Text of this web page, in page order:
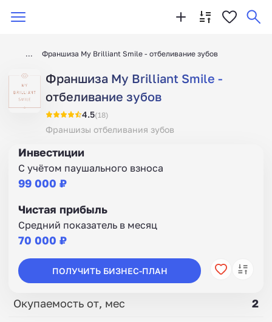
Франшиза My Brilliant Smile - отбеливание зубов
Франшиза My Brilliant Smile -
отбеливание зубов
4.5(18)
Франшизы отбеливания зубов
Инвестиции
С учётом паушального взноса
99 000 ₽
Чистая прибыль
Средний показатель в месяц
70 000 ₽
ПОЛУЧИТЬ БИЗНЕС-ПЛАН
Окупаемость от, мес
2